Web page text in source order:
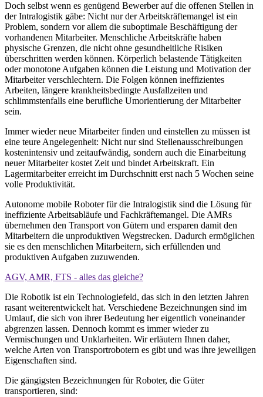
Doch selbst wenn es genügend Bewerber auf die offenen Stellen in
der Intralogistik gäbe: Nicht nur der Arbeitskräftemangel ist ein
Problem, sondern vor allem die suboptimale Beschäftigung der
vorhandenen Mitarbeiter. Menschliche Arbeitskräfte haben
physische Grenzen, die nicht ohne gesundheitliche Risiken
überschritten werden können. Körperlich belastende Tätigkeiten
oder monotone Aufgaben können die Leistung und Motivation der
Mitarbeiter verschlechtern. Die Folgen können ineffizientes
Arbeiten, längere krankheitsbedingte Ausfallzeiten und
schlimmstenfalls eine berufliche Umorientierung der Mitarbeiter
sein.
Immer wieder neue Mitarbeiter finden und einstellen zu müssen ist
eine teure Angelegenheit: Nicht nur sind Stellenausschreibungen
kostenintensiv und zeitaufwändig, sondern auch die Einarbeitung
neuer Mitarbeiter kostet Zeit und bindet Arbeitskraft. Ein
Lagermitarbeiter erreicht im Durchschnitt erst nach 5 Wochen seine
volle Produktivität.
Autonome mobile Roboter für die Intralogistik sind die Lösung für
ineffiziente Arbeitsabläufe und Fachkräftemangel. Die AMRs
übernehmen den Transport von Gütern und ersparen damit den
Mitarbeitern die unproduktiven Wegstrecken. Dadurch ermöglichen
sie es den menschlichen Mitarbeitern, sich erfüllenden und
produktiven Aufgaben zuzuwenden.
AGV, AMR, FTS - alles das gleiche?
Die Robotik ist ein Technologiefeld, das sich in den letzten Jahren
rasant weiterentwickelt hat. Verschiedene Bezeichnungen sind im
Umlauf, die sich von ihrer Bedeutung her eigentlich voneinander
abgrenzen lassen. Dennoch kommt es immer wieder zu
Vermischungen und Unklarheiten. Wir erläutern Ihnen daher,
welche Arten von Transportrobotern es gibt und was ihre jeweiligen
Eigenschaften sind.
Die gängigsten Bezeichnungen für Roboter, die Güter
transportieren, sind: